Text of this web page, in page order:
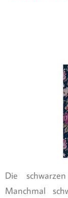
Die
Manchmal